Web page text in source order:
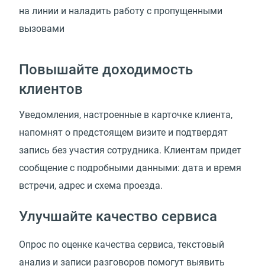
на линии и наладить работу с пропущенными
вызовами
Повышайте доходимость
клиентов
Уведомления, настроенные в карточке клиента,
напомнят о предстоящем визите и подтвердят
запись без участия сотрудника. Клиентам придет
сообщение с подробными данными: дата и время
встречи, адрес и схема проезда.
Улучшайте качество сервиса
Опрос по оценке качества сервиса, текстовый
анализ и записи разговоров помогут выявить